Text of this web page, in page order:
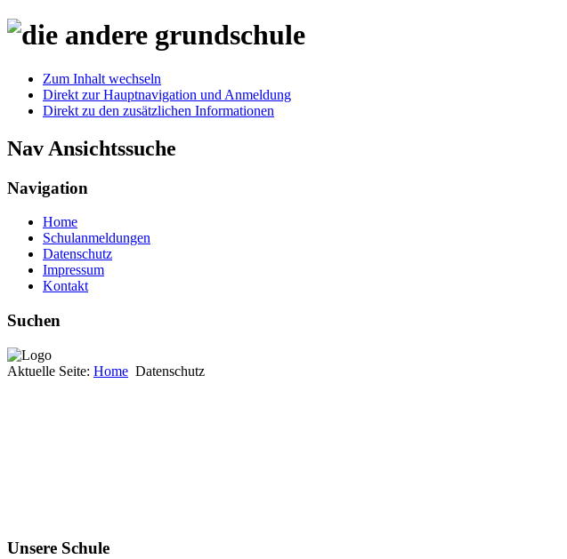
Zum Inhalt wechseln
Direkt zur Hauptnavigation und Anmeldung
Direkt zu den zusätzlichen Informationen
Nav Ansichtssuche
Navigation
Home
Schulanmeldungen
Datenschutz
Impressum
Kontakt
Suchen
Aktuelle Seite: Home Datenschutz
Unsere Schule